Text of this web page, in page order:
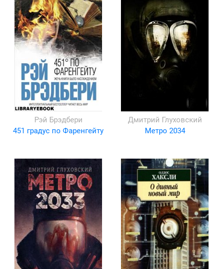
Рэй Брэдбери
451 градус по Фаренгейту
Дмитрий Глуховский
Метро 2034